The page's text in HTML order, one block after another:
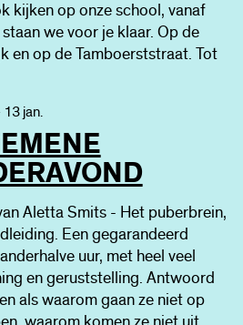
kijken op onze school, vanaf
we voor je klaar. Op de
en op de Tamboerststraat. Tot
jan.
Aletta Smits - Het puberbrein,
Een gegarandeerd
uur, met heel veel
en geruststelling. Antwoord
als waarom gaan ze niet op